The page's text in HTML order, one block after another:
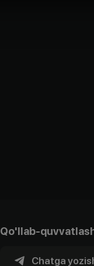
Qo'llab-
Chatga